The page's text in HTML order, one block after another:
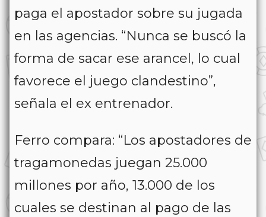
paga el apostador sobre su jugada
en las agencias. “Nunca se buscó la
forma de sacar ese arancel, lo cual
favorece el juego clandestino”,
señala el ex entrenador.
Ferro compara: “Los apostadores de
tragamonedas juegan 25.000
millones por año, 13.000 de los
cuales se destinan al pago de las